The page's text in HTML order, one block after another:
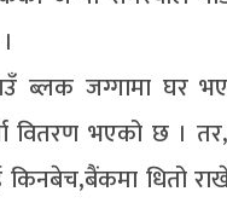
ब्लक जग्गामा घर
वितरण भएको छ ।
किनबेच,बैंकमा धितो